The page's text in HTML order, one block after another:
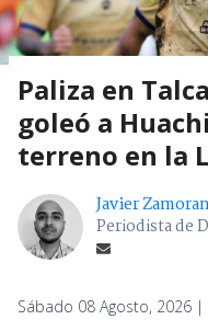
Paliza en
goleó a
terreno en la
Javier
Periodista de
Sábado 08 Agosto, 2026 |